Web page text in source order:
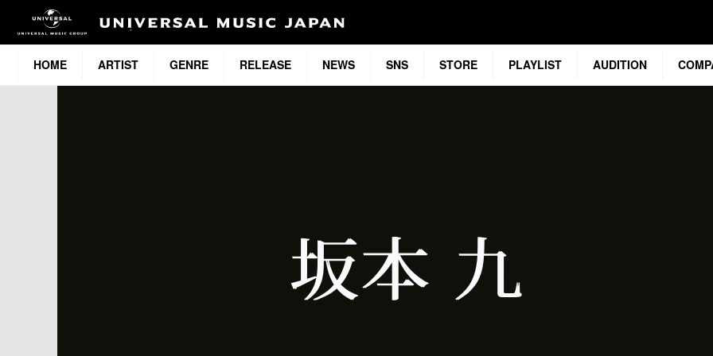
HOME ARTIST GENRE RELEASE NEWS SNS STORE PLAYLIST AUDITION